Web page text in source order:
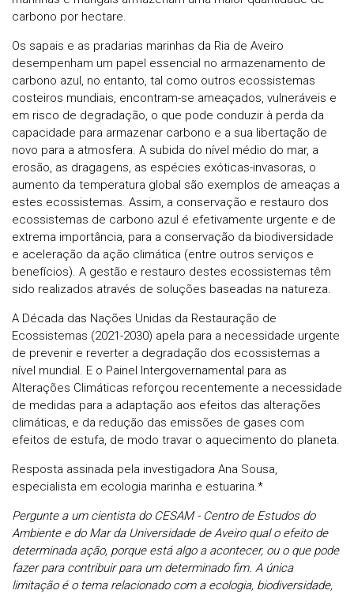
carbono por hectare.
Os sapais e as pradarias marinhas da Ria de Aveiro
desempenham um papel essencial no armazenamento de
carbono azul, no entanto, tal como outros ecossistemas
costeiros mundiais, encontram-se ameaçados, vulneráveis e
em risco de degradação, o que pode conduzir à perda da
capacidade para armazenar carbono e a sua libertação de
novo para a atmosfera. A subida do nível médio do mar, a
erosão, as dragagens, as espécies exóticas-invasoras, o
aumento da temperatura global são exemplos de ameaças a
estes ecossistemas. Assim, a conservação e restauro dos
ecossistemas de carbono azul é efetivamente urgente e de
extrema importância, para a conservação da biodiversidade
e aceleração da ação climática (entre outros serviços e
benefícios). A gestão e restauro destes ecossistemas têm
sido realizados através de soluções baseadas na natureza.
A Década das Nações Unidas da Restauração de
Ecossistemas (2021-2030) apela para a necessidade urgente
de prevenir e reverter a degradação dos ecossistemas a
nível mundial. E o Painel Intergovernamental para as
Alterações Climáticas reforçou recentemente a necessidade
de medidas para a adaptação aos efeitos das alterações
climáticas, e da redução das emissões de gases com
efeitos de estufa, de modo travar o aquecimento do planeta.
Resposta assinada pela investigadora Ana Sousa,
especialista em ecologia marinha e estuarina.*
Pergunte a um cientista do CESAM - Centro de Estudos do
Ambiente e do Mar da Universidade de Aveiro qual o efeito de
determinada ação, porque está algo a acontecer, ou o que pode
fazer para contribuir para um determinado fim. A única
limitação é o tema relacionado com a ecologia, biodiversidade,